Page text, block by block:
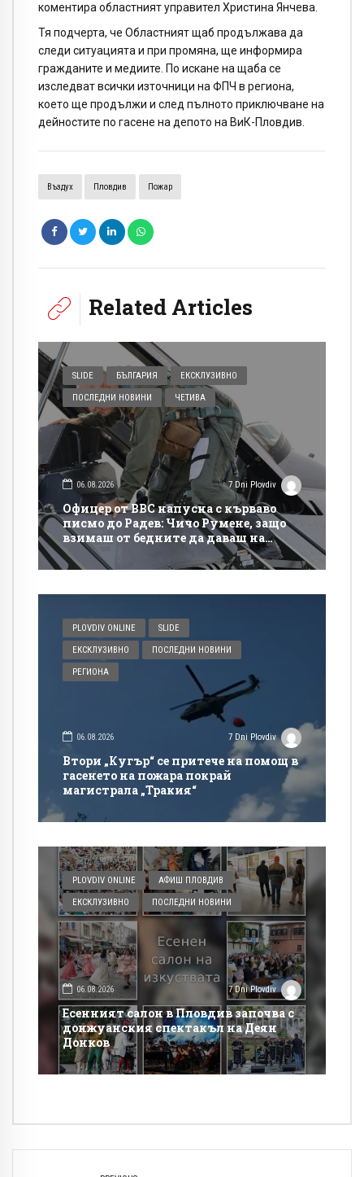
коментира областният управител Христина Янчева.
Тя подчерта, че Областният щаб продължава да
следи ситуацията и при промяна, ще информира
гражданите и медиите. По искане на щаба се
изследват всички източници на ФПЧ в региона,
което ще продължи и след пълното приключване на
дейностите по гасене на депото на ВиК-Пловдив.
Въздух Пловдив Пожар
Related Articles
SLIDE БЪЛГАРИЯ ЕКСКЛУЗИВНО
ПОСЛЕДНИ НОВИНИ ЧЕТИВА
06.08.2026 7 Dni Plovdiv
Офицер от ВВС напусна с кърваво
писмо до Радев: Чичо Румене, защо
взимаш от бедните да даваш на
богатите?
PLOVDIV ONLINE SLIDE
ЕКСКЛУЗИВНО ПОСЛЕДНИ НОВИНИ
РЕГИОНА
06.08.2026 7 Dni Plovdiv
Втори „Кугър“ се притече на помощ в
гасенето на пожара покрай
магистрала „Тракия“
PLOVDIV ONLINE АФИШ ПЛОВДИВ
ЕКСКЛУЗИВНО ПОСЛЕДНИ НОВИНИ
06.08.2026 7 Dni Plovdiv
Есенният салон в Пловдив започва с
донжуанския спектакъл на Деян
Донков